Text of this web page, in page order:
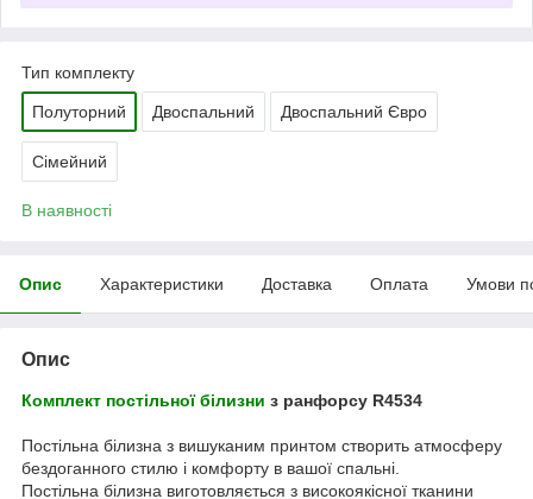
Тип комплекту
Полуторний Двоспальний Двоспальний Євро
Сімейний
В наявності
Опис Характеристики Доставка Оплата Умови
Опис
Комплект постільної білизни з ранфорсу R4534
Постільна білизна з вишуканим принтом створить атмосферу
бездоганного стилю і комфорту в вашої спальні.
Постільна білизна виготовляється з високоякісної тканини